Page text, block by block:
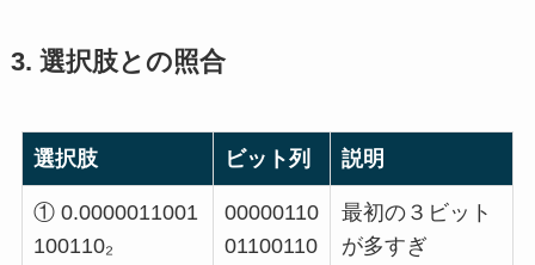
3. 選択肢との照合
選択肢 ビット列 説明
① 0.0000011001
100110₂
00000110
01100110
最初の３ビット
が多すぎ